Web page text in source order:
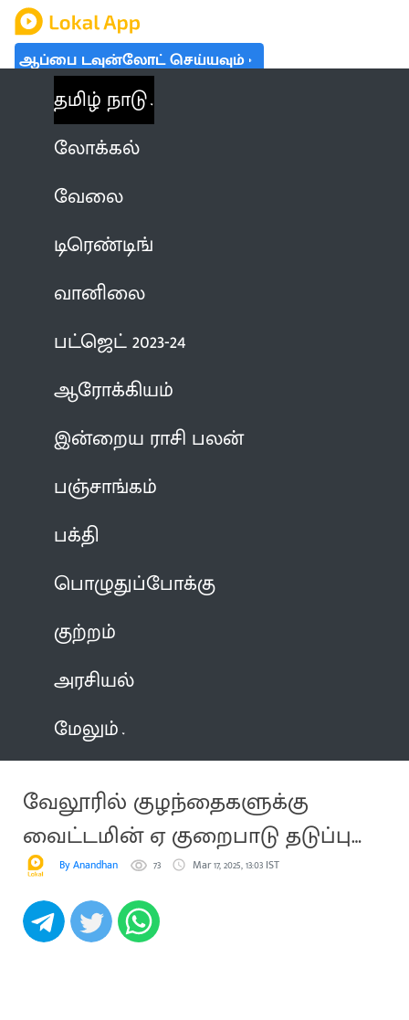
ஆப்பை டவுன்லோட் செய்யவும்
தமிழ் நாடு
லோக்கல்
வேலை
டிரெண்டிங்
வானிலை
பட்ஜெட் 2023-24
ஆரோக்கியம்
இன்றைய ராசி பலன்
பஞ்சாங்கம்
பக்தி
பொழுதுப்போக்கு
குற்றம்
அரசியல்
மேலும்
வேலூரில் குழந்தைகளுக்கு
வைட்டமின் ஏ குறைபாடு தடுப்பு
முகாம்By Anandhan 73 Mar 17, 2025, 13:03 IST